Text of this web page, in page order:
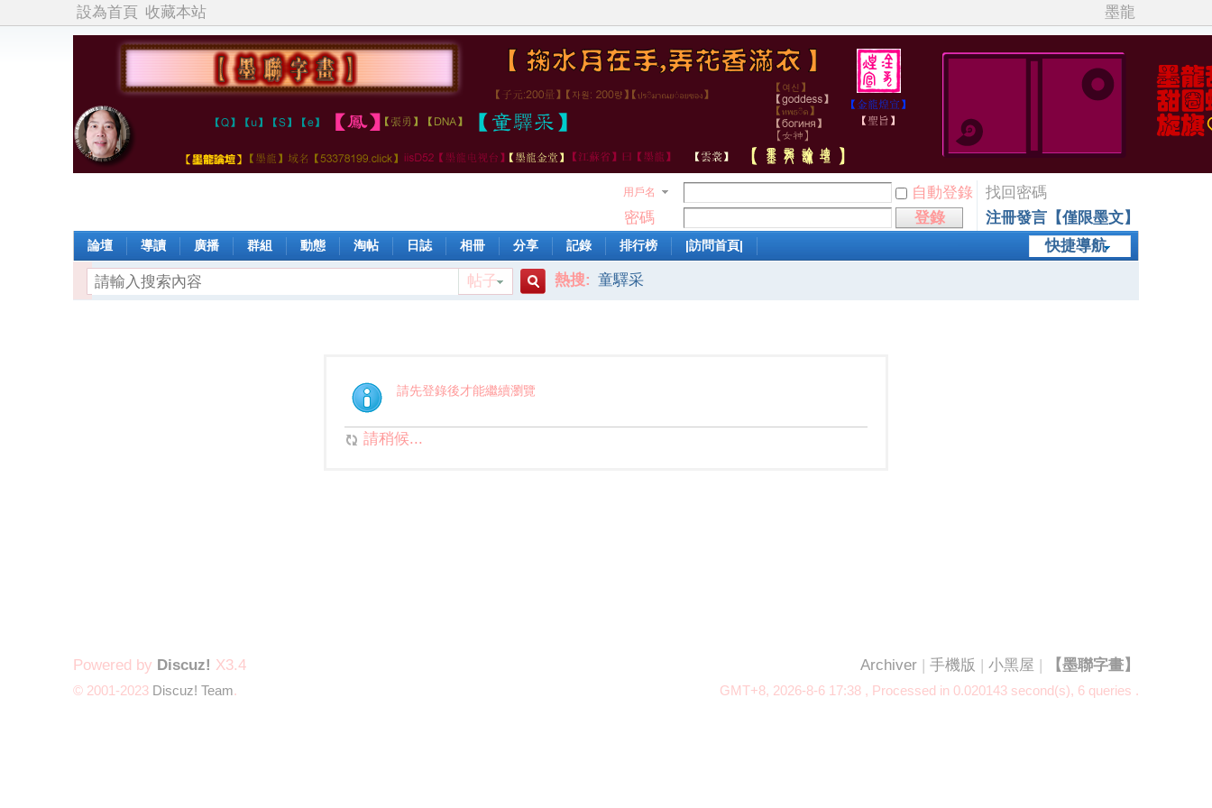
設為首頁 收藏本站 墨龍
用戶名 自動登錄
找回密碼
密碼
登錄
注冊發言【僅限墨文】
快捷導航
論壇 導讀 廣播 群組 動態 淘帖 日誌 相冊 分享 記錄 排行榜 |訪問首頁|
帖子
索
熱搜: 童驛采
請先登錄後才能繼續瀏覽
請稍候...
Archiver | 手機版 | 小黑屋 | 【墨聯字畫】
GMT+8, 2026-8-6 17:38 , Processed in 0.020143 second(s), 6 queries .
Powered by Discuz! X3.4
© 2001-2023 Discuz! Team.